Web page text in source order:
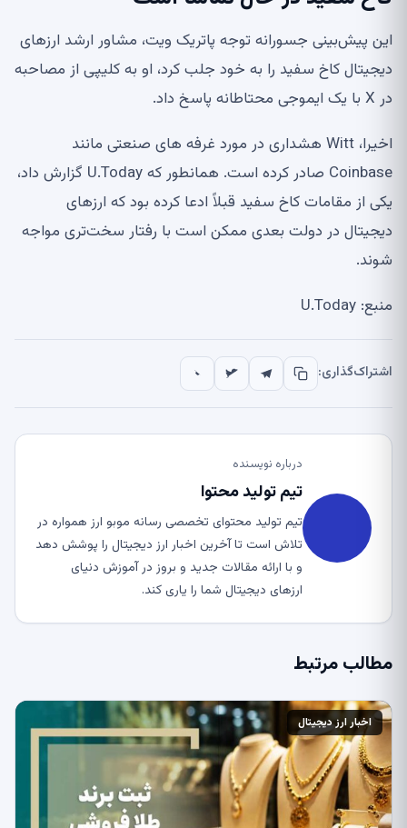
این پیش‌بینی جسورانه توجه پاتریک ویت، مشاور ارشد ارزهای
دیجیتال کاخ سفید را به خود جلب کرد، او به کلیپی از مصاحبه
در X با یک ایموجی محتاطانه پاسخ داد.
اخیرا، Witt هشداری در مورد غرفه های صنعتی مانند
Coinbase صادر کرده است. همانطور که U.Today گزارش داد،
یکی از مقامات کاخ سفید قبلاً ادعا کرده بود که ارزهای
دیجیتال در دولت بعدی ممکن است با رفتار سخت‌تری مواجه
شوند.
منبع: U.Today
اشتراک‌گذاری:
درباره نویسنده
تیم تولید محتوا
تیم تولید محتوای تخصصی رسانه موبو ارز همواره در
تلاش است تا آخرین اخبار ارز دیجیتال را پوشش دهد
و با ارائه مقالات جدید و بروز در آموزش دنیای
ارزهای دیجیتال شما را یاری کند.
مطالب مرتبط
اخبار ارز دیجیتال